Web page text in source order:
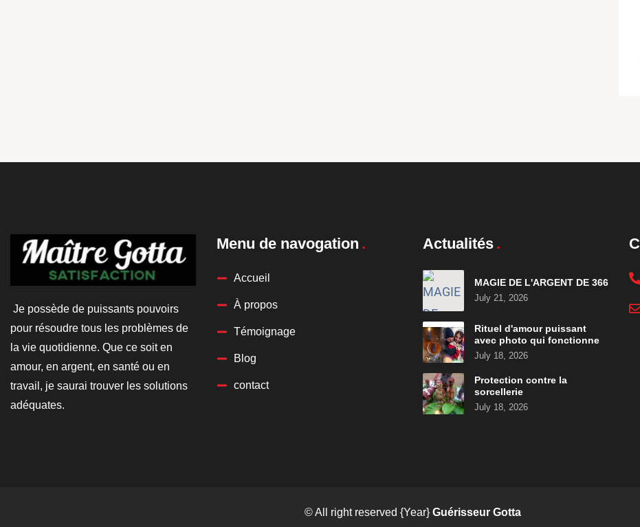
Je possède de puissants pouvoirs
pour résoudre tous les problèmes de
la vie quotidienne. Que ce soit en
amour, en argent, en santé ou en
travail, je saurai trouver les solutions
adéquates.
Menu de navogation
Accueil
À propos
Témoignage
Blog
contact
Actualités
MAGIE DE L'ARGENT DE 366
July 21, 2026
Rituel d'amour puissant
avec photo qui fonctionne
July 18, 2026
Protection contre la
sorcellerie
July 18, 2026
© All right reserved {Year} Guérisseur Gotta